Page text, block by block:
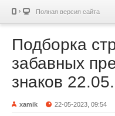
Полная версия сайта
Подборка
забавных
знаков
xamik 22-05-2023, 09:54